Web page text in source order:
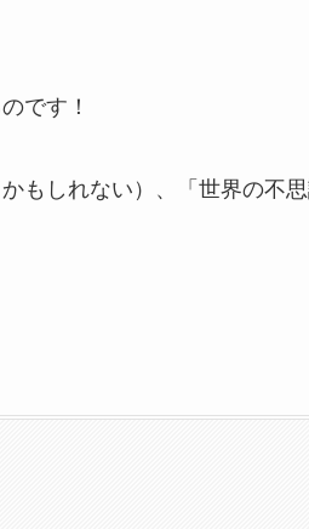
です！
もしれない）、「世界の不